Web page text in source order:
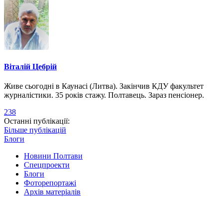
Віталій Цебрій
Живе сьогодні в Каунасі (Литва). Закінчив КДУ факультет
журналістики. 35 років стажу. Полтавець. Зараз пенсіонер.
238
Останні публікації:
Більше публікацій
Блоги
Новини Полтави
Спецпроекти
Блоги
Фоторепортажі
Архів матеріалів